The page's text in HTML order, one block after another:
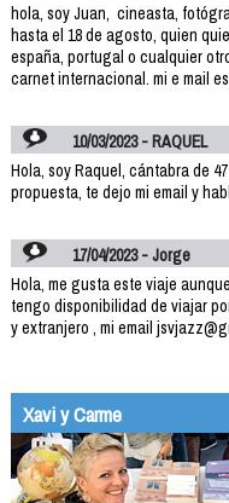
hola, soy Juan, cineasta,
hasta el 18 de agosto, quien
españa, portugal o cualquier
carnet internacional. mi e mail
10/03/2023 - RAQUEL
Hola, soy Raquel, cántabra de
propuesta, te dejo mi email y
17/04/2023 - Jorge
Hola, me gusta este viaje
tengo disponibilidad de viajar
y extranjero , mi email
Xavi y Carme